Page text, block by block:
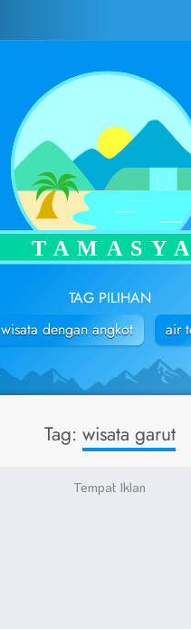
TAG PILIHAN
wisata dengan angkot
air
Tag: wisata garut